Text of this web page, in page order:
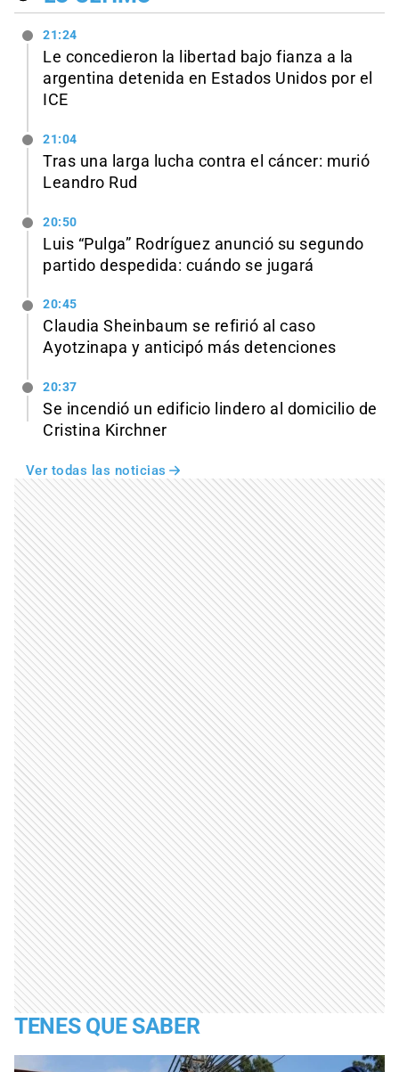
21:24
Le concedieron la libertad bajo fianza a la
argentina detenida en Estados Unidos por el
ICE
21:04
Tras una larga lucha contra el cáncer: murió
Leandro Rud
20:50
Luis “Pulga” Rodríguez anunció su segundo
partido despedida: cuándo se jugará
20:45
Claudia Sheinbaum se refirió al caso
Ayotzinapa y anticipó más detenciones
20:37
Se incendió un edificio lindero al domicilio de
Cristina Kirchner
Ver todas las noticias
TENES QUE SABER